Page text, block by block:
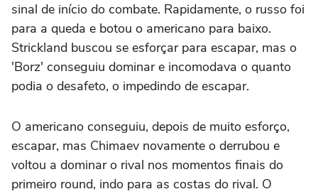
sinal de início do combate. Rapidamente, o russo foi
para a queda e botou o americano para baixo.
Strickland buscou se esforçar para escapar, mas o
'Borz' conseguiu dominar e incomodava o quanto
podia o desafeto, o impedindo de escapar.
O americano conseguiu, depois de muito esforço,
escapar, mas Chimaev novamente o derrubou e
voltou a dominar o rival nos momentos finais do
primeiro round, indo para as costas do rival. O